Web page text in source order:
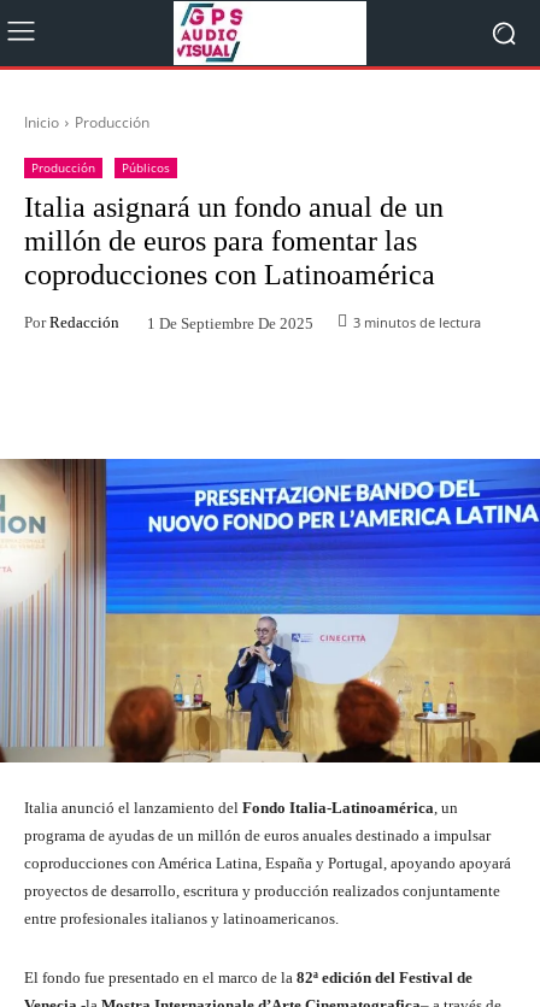
Inicio Producción
Producción Públicos
Italia asignará un fondo anual de un
millón de euros para fomentar las
coproducciones con Latinoamérica
Por Redacción 1 De Septiembre De 2025 3 minutos de lectura
Italia anunció el lanzamiento del Fondo Italia-Latinoamérica, un
programa de ayudas de un millón de euros anuales destinado a impulsar
coproducciones con América Latina, España y Portugal, apoyando apoyará
proyectos de desarrollo, escritura y producción realizados conjuntamente
entre profesionales italianos y latinoamericanos.
El fondo fue presentado en el marco de la 82ª edición del Festival de